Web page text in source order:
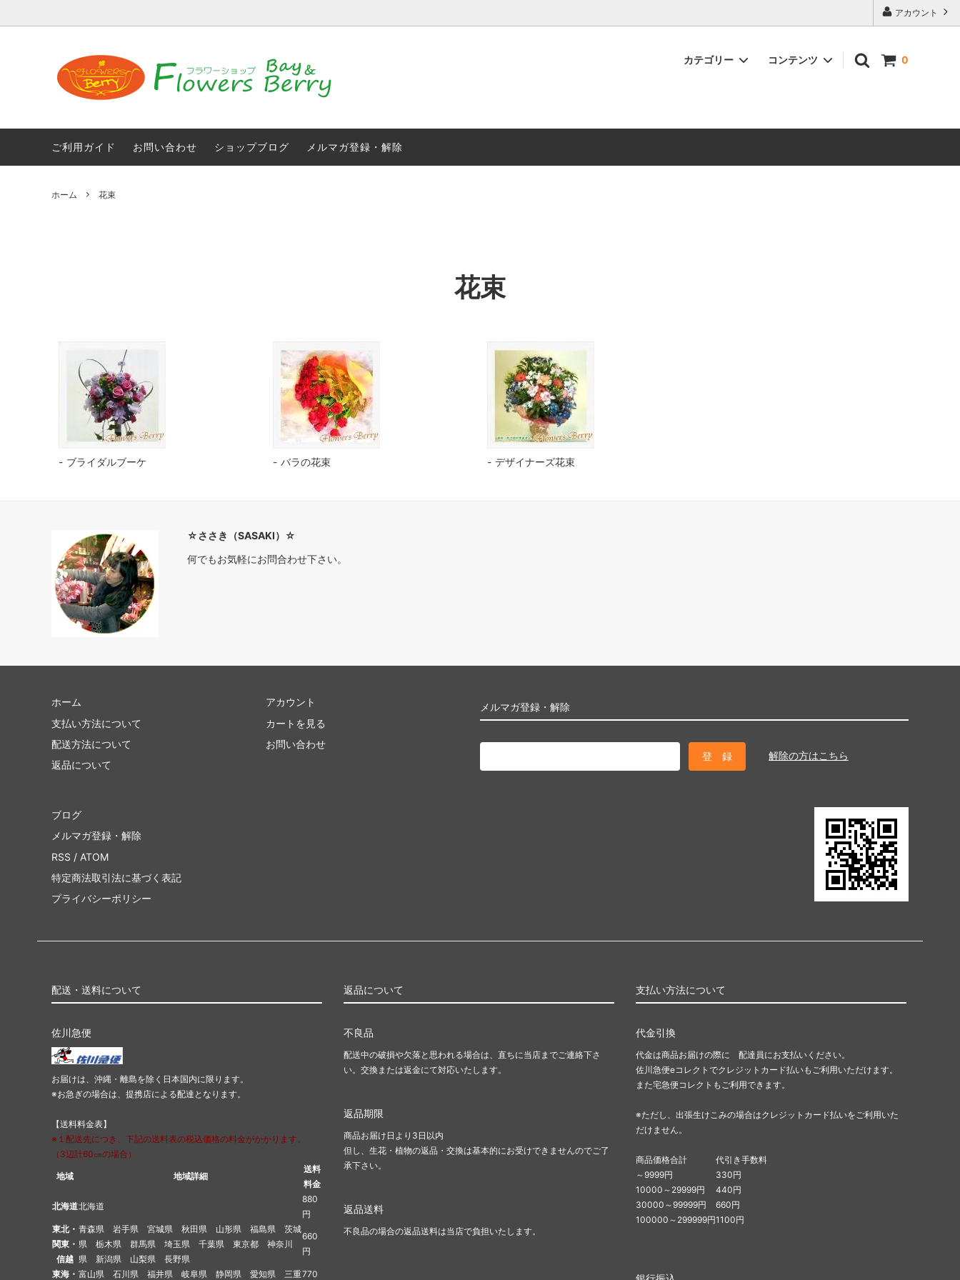
アカウント
0
カテゴリー
母の日ギフト 光触媒加工付き人工胡蝶蘭 観葉植物 鉢花
光触媒加工付き人工観葉植物
コンテンツ
ご利用ガイド お問い合わせ ショップブログ メルマガ登録・解除
ホーム 花束
花束
ブライダルブーケ バラの花束 デザイナーズ花束
☆ささき（SASAKI）☆
何でもお気軽にお問合わせ下さい。
メルマガ登録・解除
解除の方はこちら
ホーム
支払い方法について
配送方法について
返品について
アカウント
カートを見る
お問い合わせ
ブログ
メルマガ登録・解除
RSS / ATOM
特定商法取引法に基づく表記
プライバシーポリシー
配送・送料について
佐川急便
お届けは、沖縄・離島を除く日本国内に限ります。
※お急ぎの場合は、提携店による配達となります。
【送料料金表】
※１配送先につき、下記の送料表の税込価格の料金がかかります。
（3辺計60㎝の場合）
地域 地域詳細
送料
料金
北海道北海道
880
円
東北・
関東・
信越
青森県 岩手県 宮城県 秋田県 山形県 福島県 茨城
県 栃木県 群馬県 埼玉県 千葉県 東京都 神奈川
県 新潟県 山梨県 長野県
660
円
東海・ 富山県 石川県 福井県 岐阜県 静岡県 愛知県 三重770
返品について
不良品
配送中の破損や欠落と思われる場合は、直ちに当店までご連絡下さ
い。交換または返金にて対応いたします。
返品期限
商品お届け日より3日以内
但し、生花・植物の返品・交換は基本的にお受けできませんのでご了
承下さい。
返品送料
不良品の場合の返品送料は当店で負担いたします。
支払い方法について
代金引換
代金は商品お届けの際に 配達員にお支払いください。
佐川急便eコレクトでクレジットカード払いもご利用いただけます。
また宅急便コレクトもご利用できます。
※ただし、出張生けこみの場合はクレジットカード払いをご利用いた
だけません。
商品価格合計
代引き手数料
～9999円
330円
10000～29999円
440円
30000～99999円
660円
100000～299999円1100円